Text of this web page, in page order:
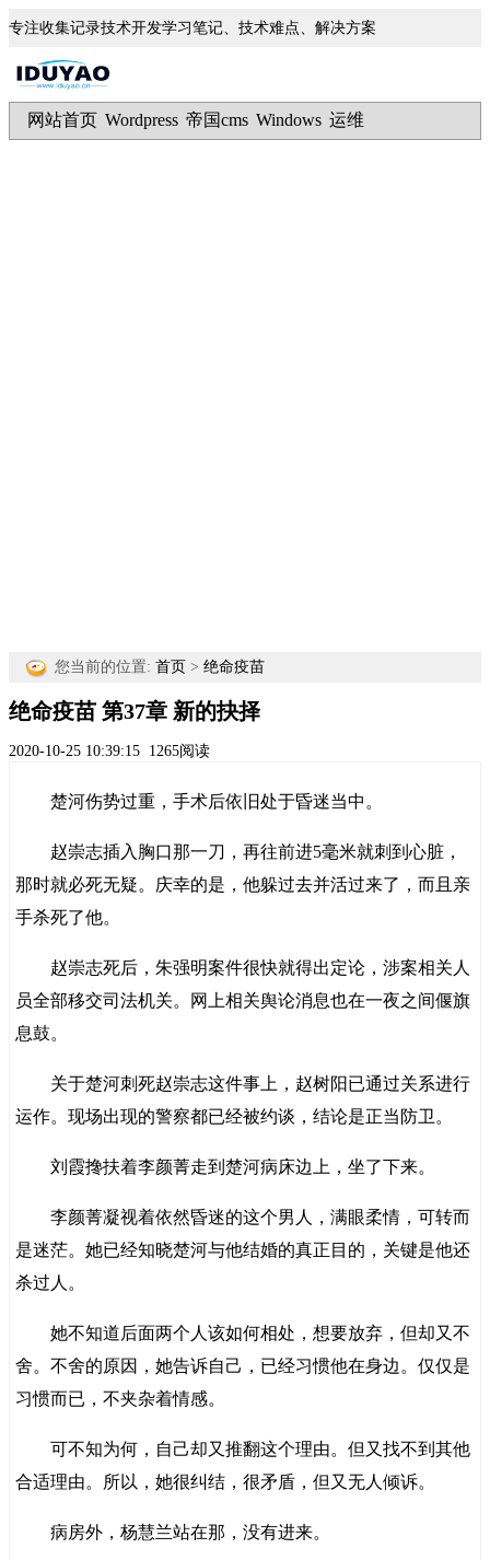
专注收集记录技术开发学习笔记、技术难点、解决方案
网站首页 Wordpress 帝国cms Windows 运维
您当前的位置: 首页 > 绝命疫苗
绝命疫苗 第37章 新的抉择
2020-10-25 10:39:15 1265阅读
楚河伤势过重，手术后依旧处于昏迷当中。
赵崇志插入胸口那一刀，再往前进5毫米就刺到心脏，
那时就必死无疑。庆幸的是，他躲过去并活过来了，而且亲
手杀死了他。
赵崇志死后，朱强明案件很快就得出定论，涉案相关人
员全部移交司法机关。网上相关舆论消息也在一夜之间偃旗
息鼓。
关于楚河刺死赵崇志这件事上，赵树阳已通过关系进行
运作。现场出现的警察都已经被约谈，结论是正当防卫。
刘霞搀扶着李颜菁走到楚河病床边上，坐了下来。
李颜菁凝视着依然昏迷的这个男人，满眼柔情，可转而
是迷茫。她已经知晓楚河与他结婚的真正目的，关键是他还
杀过人。
她不知道后面两个人该如何相处，想要放弃，但却又不
舍。不舍的原因，她告诉自己，已经习惯他在身边。仅仅是
习惯而已，不夹杂着情感。
可不知为何，自己却又推翻这个理由。但又找不到其他
合适理由。所以，她很纠结，很矛盾，但又无人倾诉。
病房外，杨慧兰站在那，没有进来。